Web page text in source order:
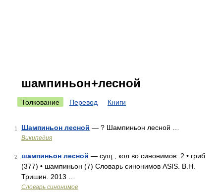
шампиньон+лесной
Толкование Перевод Книги
1 Шампиньон лесной — ? Шампиньон лесной …
Википедия
2 шампиньон лесной — сущ., кол во синонимов: 2 • гриб
(377) • шампиньон (7) Словарь синонимов ASIS. В.Н.
Тришин. 2013 …
Словарь синонимов